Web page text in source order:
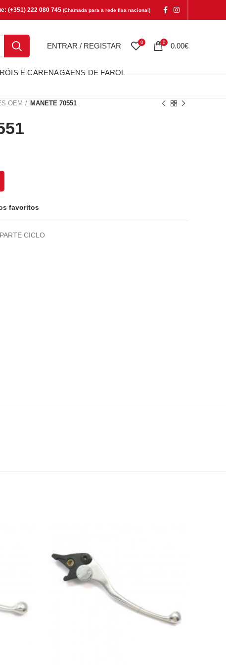
(+351) 222 080 745 (Chamada para a rede fixa nacional)
ENTRAR / REGISTAR 0 0 0.00€
E CARENAGAENS DE FAROL
OEM MANETE 70551
favoritos
PARTE CICLO